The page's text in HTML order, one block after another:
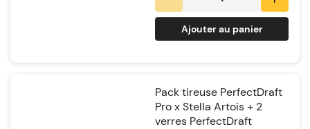
Ajouter au panier
Pack tireuse PerfectDraft
Pro x Stella Artois + 2
verres PerfectDraft